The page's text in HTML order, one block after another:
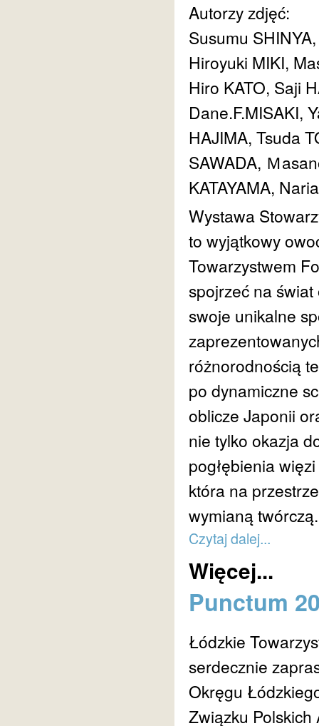
Autorzy zdjęć:
Susumu
Hiroyuki MIKI,
Hiro KATO, Saji
Dane.F.MISAKI,
HAJIMA, Tsuda
SAWADA, Ｍ
KATAYAMA,
Wystawa
to wyjątkowy
Towarzystwem
spojrzeć na
swoje unikalne
różnorodnością
po dynamiczne
oblicze Japonii
nie tylko okazja
pogłębienia
która na
wymianą twórczą.
Czytaj dalej...
Więcej...
Punctum
Łódzkie
serdecznie
Okręgu
Związku